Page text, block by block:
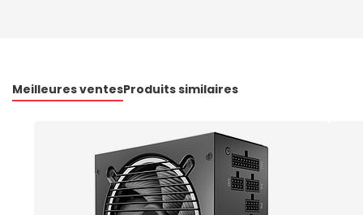
Meilleures ventesProduits similaires